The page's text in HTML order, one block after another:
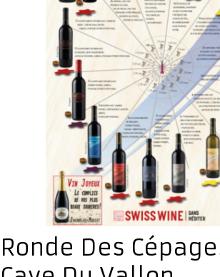
Ronde Des